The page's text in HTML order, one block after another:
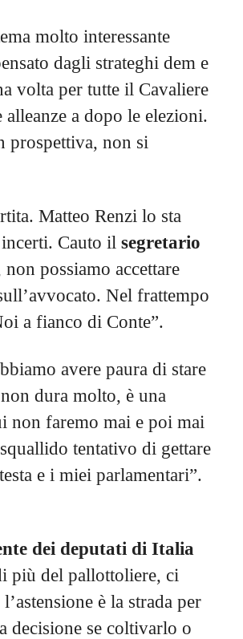
molto interessante
dagli strateghi dem e
volta per tutte il Cavaliere
a dopo le elezioni.
prospettiva, non si
Matteo Renzi lo sta
Cauto il segretario
non possiamo accettare
Nel frattempo
a fianco di Conte”.
avere paura di stare
dura molto, è una
non faremo mai e poi mai
tentativo di gettare
e i miei parlamentari”.
dei deputati di Italia
più del pallottoliere, ci
è la strada per
decisione se coltivarlo o